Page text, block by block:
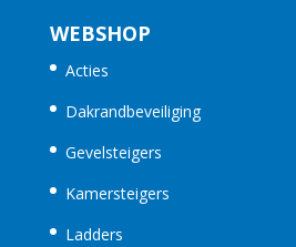
WEBSHOP
Acties
Dakrandbeveiliging
Gevelsteigers
Kamersteigers
Ladders